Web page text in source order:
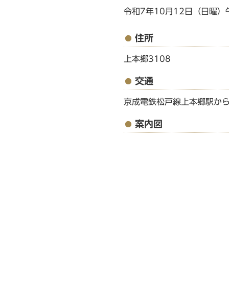
令和7年10月12日（日曜）
住所
上本郷3108
交通
京成電鉄松戸線上本郷駅か
案内図